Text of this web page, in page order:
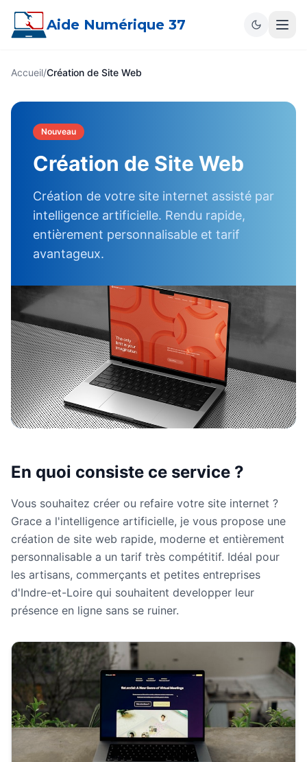
Aide Numérique 37
Accueil/Création de Site Web
Nouveau
Création de Site Web
Création de votre site internet assisté par
intelligence artificielle. Rendu rapide,
entièrement personnalisable et tarif
avantageux.
En quoi consiste ce service ?
Vous souhaitez créer ou refaire votre site internet ?
Grace a l'intelligence artificielle, je vous propose une
création de site web rapide, moderne et entièrement
personnalisable a un tarif très compétitif. Idéal pour
les artisans, commerçants et petites entreprises
d'Indre-et-Loire qui souhaitent developper leur
présence en ligne sans se ruiner.